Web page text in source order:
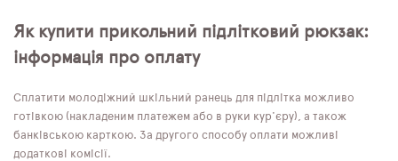
Як купити прикольний підлітковий рюкзак:
інформація про оплату
Сплатити молодіжний шкільний ранець для підлітка можливо
готівкою (накладеним платежем або в руки кур'єру), а також
банківською карткою. За другого способу оплати можливі
додаткові комісії.